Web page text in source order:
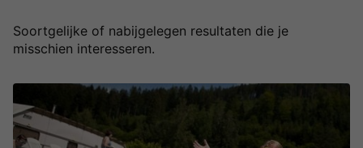
Soortgelijke of nabijgelegen resultaten die je
misschien interesseren.